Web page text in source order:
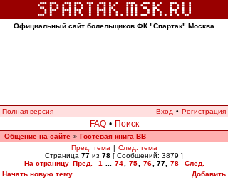
Официальный сайт болельщиков ФК "Спартак" Москва
Полная версия Вход • Регистрация
FAQ • Поиск
Общение на сайте » Гостевая книга ВВ
Пред. тема | След. тема
Страница 77 из 78 [ Сообщений: 3879 ]
На страницу Пред. 1 74 75 76 77, 78
След.
Начать новую тему
Добавить